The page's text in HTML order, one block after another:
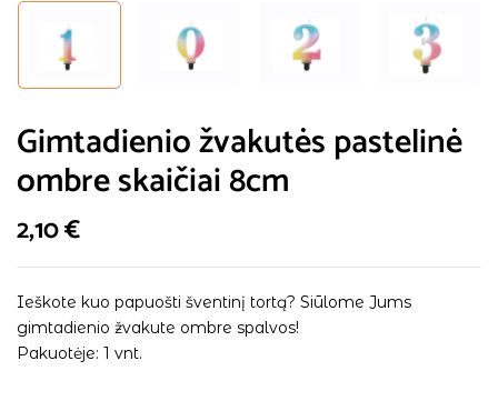
Gimtadienio žvakutės pastelinė
ombre skaičiai 8cm
2,10€
Ieškote kuo papuošti šventinį tortą? Siūlome Jums
gimtadienio žvakute ombre spalvos!
Pakuotėje: 1 vnt.